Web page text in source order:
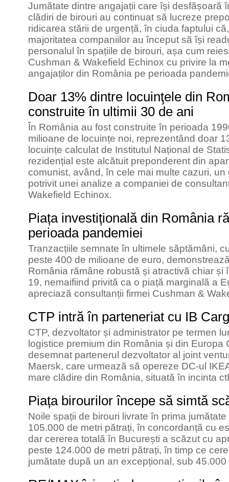
Jumătate dintre angajații care își desfășoară
clădiri de birouri au continuat să lucreze
ridicarea stării de urgență, în ciuda faptului
majoritatea companiilor au început să își
personalul în spațiile de birouri, așa cum
Cushman & Wakefield Echinox cu privire la
angajaților din România pe perioada
Doar 13% dintre locuinţele din
construite în ultimii 30 de ani
În România au fost construite în perioada
milioane de locuințe noi, reprezentând doar
locuințe calculat de Institutul Național de
rezidențial este alcătuit preponderent din
comunist, având, în cele mai multe cazuri,
potrivit unei analize a companiei de
Wakefield Echinox.
Piața investițională din România
perioada pandemiei
Tranzacțiile semnate în ultimele săptămâni,
peste 400 de milioane de euro,
România rămâne robustă și atractivă chiar și
19, nemaifiind privită ca o piață marginală a
apreciază consultanții firmei Cushman &
CTP intră în parteneriat cu IB
CTP, dezvoltator și administrator pe termen
logistice premium din România și din Europa
desemnat partenerul dezvoltator al joint
Maersk, care urmează să opereze DC-ul
mare clădire din România, situată în incinta
Piața birourilor începe să simtă
Noile spații de birouri livrate în prima
105.000 de metri pătrați, în concordanță cu
dar cererea totală în București a scăzut cu
peste 124.000 de metri pătrați, în timp ce
jumătate după un an excepțional, sub 45.000